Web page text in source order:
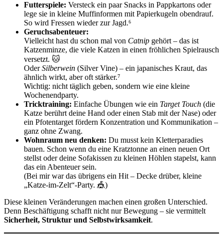
Futterspiele: Versteck ein paar Snacks in Pappkartons oder
lege sie in kleine Muffinformen mit Papierkugeln obendrauf.
So wird Fressen wieder zur Jagd.⁶
Geruchsabenteuer:
Vielleicht hast du schon mal von Catnip gehört – das ist
Katzenminze, die viele Katzen in einen fröhlichen Spielrausch
versetzt. 🐱
OderSilberwein (Silver Vine) – ein japanisches Kraut, das
ähnlich wirkt, aber oft stärker.⁷
Wichtig: nicht täglich geben, sondern wie eine kleine
Wochenendparty.
Tricktraining: Einfache Übungen wie ein Target Touch (die
Katze berührt deine Hand oder einen Stab mit der Nase) oder
ein Pfotentarget fördern Konzentration und Kommunikation –
ganz ohne Zwang.
Wohnraum neu denken: Du musst kein Kletterparadies
bauen. Schon wenn du eine Kratztonne an einen neuen Ort
stellst oder deine Sofakissen zu kleinen Höhlen stapelst, kann
das ein Abenteuer sein.
(Bei mir war das übrigens ein Hit – Decke drüber, kleine
„Katze-im-Zelt“-Party. 🎪)
Diese kleinen Veränderungen machen einen großen Unterschied.
Denn Beschäftigung schafft nicht nur Bewegung – sie vermittelt
Sicherheit, Struktur und Selbstwirksamkeit.